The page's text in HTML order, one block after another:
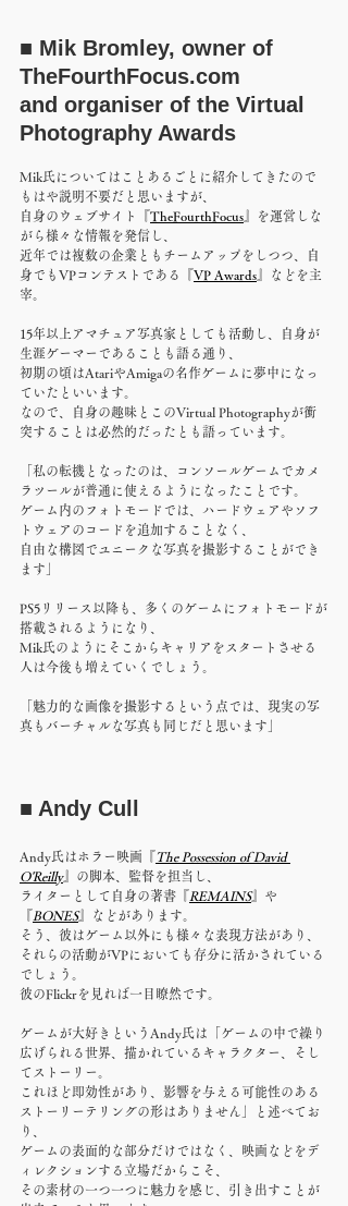
■ Mik Bromley, owner of
TheFourthFocus.com
and organiser of the Virtual
Photography Awards
Mik氏についてはことあるごとに紹介してきたので
もはや説明不要だと思いますが、
自身のウェブサイト『TheFourthFocus 』を運営しな
がら様々な情報を発信し、
近年では複数の企業ともチームアップをしつつ、自
身でもVPコンテストである『VP Awards 』などを主
宰。
15年以上アマチュア写真家としても活動し、自身が
生涯ゲーマーであることも語る通り、
初期の頃はAtariやAmigaの名作ゲームに夢中になっ
ていたといいます。
なので、自身の趣味とこのVirtual Photographyが衝
突することは必然的だったとも語っています。
「私の転機となったのは、コンソールゲームでカメ
ラツールが普通に使えるようになったことです。
ゲーム内のフォトモードでは、ハードウェアやソフ
トウェアのコードを追加することなく、
自由な構図でユニークな写真を撮影することができ
ます」
PS5リリース以降も、多くのゲームにフォトモードが
搭載されるようになり、
Mik氏のようにそこからキャリアをスタートさせる
人は今後も増えていくでしょう。
「魅力的な画像を撮影するという点では、現実の写
真もバーチャルな写真も同じだと思います」
■ Andy Cull
Andy氏はホラー映画『The Possession of David
O'Reilly』の脚本、監督を担当し、
ライターとして自身の著書『REMAINS』や
『BONES』などがあります。
そう、彼はゲーム以外にも様々な表現方法があり、
それらの活動がVPにおいても存分に活かされている
でしょう。
彼のFlickrを見れば一目瞭然です。
ゲームが大好きというAndy氏は「ゲームの中で繰り
広げられる世界、描かれているキャラクター、そし
てストーリー。
これほど即効性があり、影響を与える可能性のある
ストーリーテリングの形はありません」と述べてお
り、
ゲームの表面的な部分だけではなく、映画などをデ
ィレクションする立場だからこそ、
その素材の一つ一つに魅力を感じ、引き出すことが